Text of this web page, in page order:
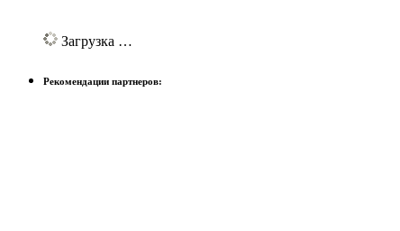
Загрузка …
Рекомендации партнеров: